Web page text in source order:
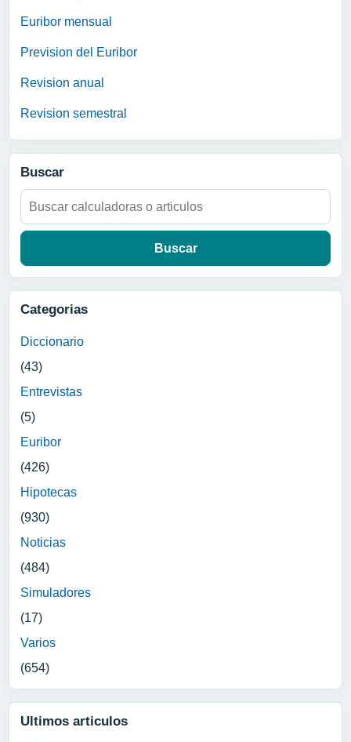
Euribor mensual
Prevision del Euribor
Revision anual
Revision semestral
Buscar
Buscar:
Categorias
Diccionario
(43)
Entrevistas
(5)
Euribor
(426)
Hipotecas
(930)
Noticias
(484)
Simuladores
(17)
Varios
(654)
Ultimos articulos